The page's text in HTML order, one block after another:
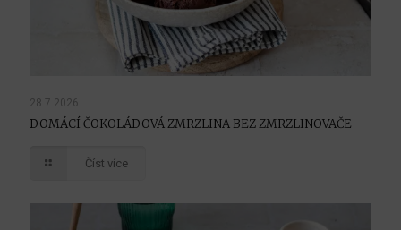
28.7.2026
DOMÁCÍ ČOKOLÁDOVÁ ZMRZLINA BEZ ZMRZLINOVAČE
Číst více